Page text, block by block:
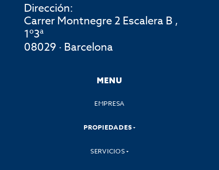
Dirección:
Carrer Montnegre 2 Escalera B ,
1º3ª
08029 · Barcelona
MENU
EMPRESA
PROPIEDADES
SERVICIOS